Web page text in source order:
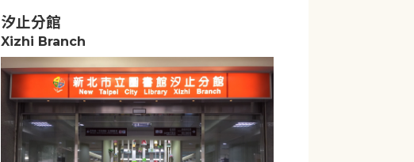
汐止分館
Xizhi Branch